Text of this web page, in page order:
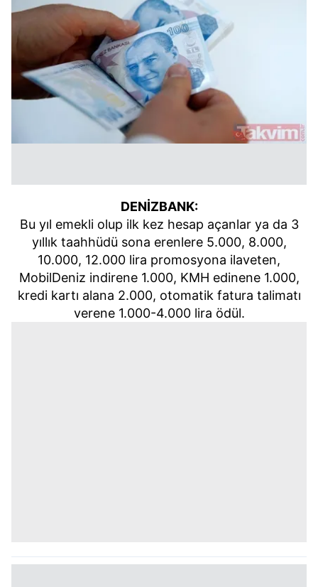
DENİZBANK:
Bu yıl emekli olup ilk kez hesap açanlar ya da 3
yıllık taahhüdü sona erenlere 5.000, 8.000,
10.000, 12.000 lira promosyona ilaveten,
MobilDeniz indirene 1.000, KMH edinene 1.000,
kredi kartı alana 2.000, otomatik fatura talimatı
verene 1.000-4.000 lira ödül.